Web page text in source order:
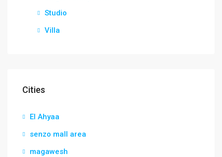
Studio
Villa
Cities
El Ahyaa
senzo mall area
magawesh